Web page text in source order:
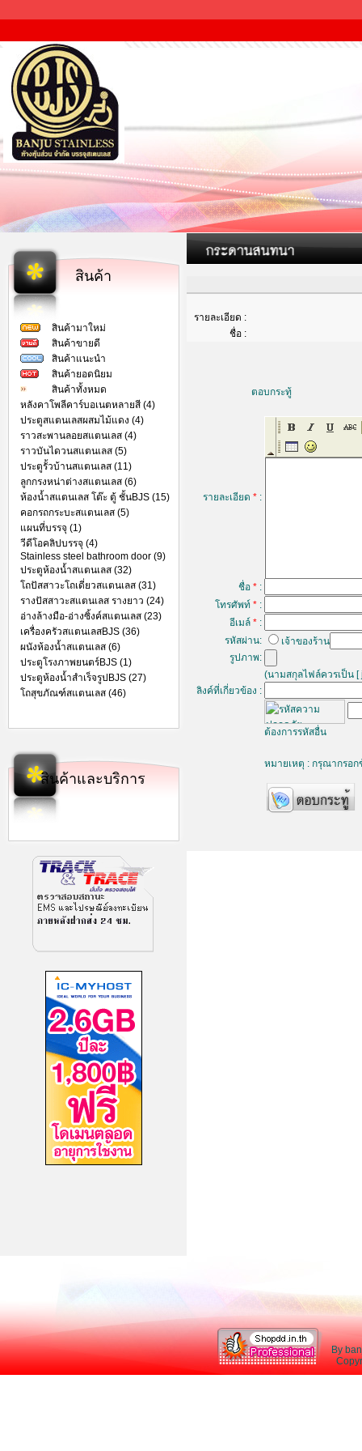
สินค้า
สินค้ามาใหม่
สินค้าขายดี
สินค้าแนะนำ
สินค้ายอดนิยม
สินค้าทั้งหมด
หลังคาโพลีคาร์บอเนตหลายสี (4)
ประตูสแตนเลสผสมไม้แดง (4)
ราวสะพานลอยสแตนเลส (4)
ราวบันไดวนสแตนเลส (5)
ประตูรั้วบ้านสแตนเลส (11)
ลูกกรงหน่าต่างสแตนเลส (6)
ห้องน้ำสแตนเลส โต๊ะ ตู้ ชั้นBJS (15)
คอกรถกระบะสแตนเลส (5)
แผนที่บรรจุ (1)
วีดีโอคลิปบรรจุ (4)
Stainless steel bathroom door (9)
ประตูห้องน้ำสแตนเลส (32)
โถปัสสาวะโถเดี่ยวสแตนเลส (31)
รางปัสสาวะสแตนเลส รางยาว (24)
อ่างล้างมือ-อ่างซิ้งค์สแตนเลส (23)
เครื่องครัวสแตนเลสBJS (36)
ผนังห้องน้ำสแตนเลส (6)
ประตูโรงภาพยนตร์BJS (1)
ประตูห้องน้ำสำเร็จรูปBJS (27)
โถสุขภัณฑ์สแตนเลส (46)
สินค้าและบริการ
รายละเอียด :
ชื่อ :
ตอบกระทู้
รายละเอียด * :
ชื่อ * :
โทรศัพท์ * :
อีเมล์ * :
รหัสผ่าน:
เจ้าของร้าน
รูปภาพ:
(นามสกุลไฟล์ควรเป็น [
ลิงค์ที่เกี่ยวข้อง :
ต้องการรหัสอื่น
หมายเหตุ : กรุณากรอ
By